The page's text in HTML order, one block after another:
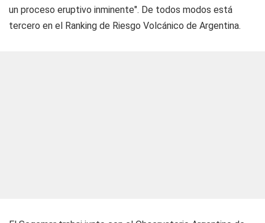
un proceso eruptivo inminente". De todos modos está
tercero en el Ranking de Riesgo Volcánico de Argentina.